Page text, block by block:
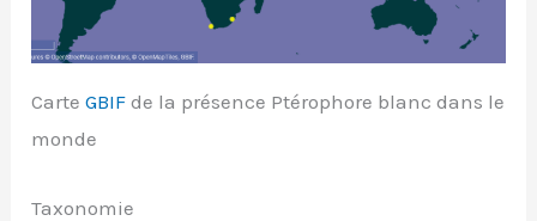
CarteGBIF de la présence Ptérophore blanc dans le
monde
Taxonomie